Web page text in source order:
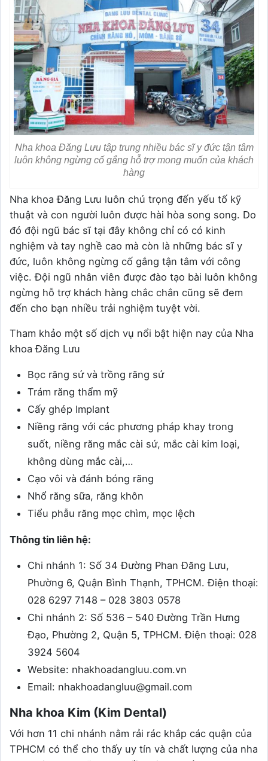
Nha khoa Đăng Lưu tập trung nhiều bác sĩ y đức tận tâm
luôn không ngừng cố gắng hỗ trợ mong muốn của khách
hàng
Nha khoa Đăng Lưu luôn chú trọng đến yếu tố kỹ
thuật và con người luôn được hài hòa song song. Do
đó đội ngũ bác sĩ tại đây không chỉ có có kinh
nghiệm và tay nghề cao mà còn là những bác sĩ y
đức, luôn không ngừng cố gắng tận tâm với công
việc. Đội ngũ nhân viên được đào tạo bài luôn không
ngừng hỗ trợ khách hàng chắc chắn cũng sẽ đem
đến cho bạn nhiều trải nghiệm tuyệt vời.
Tham khảo một số dịch vụ nổi bật hiện nay của Nha
khoa Đăng Lưu
Bọc răng sứ và trồng răng sứ
Trám răng thẩm mỹ
Cấy ghép Implant
Niềng răng với các phương pháp khay trong
suốt, niềng răng mắc cài sứ, mắc cài kim loại,
không dùng mắc cài,…
Cạo vôi và đánh bóng răng
Nhổ răng sữa, răng khôn
Tiểu phẫu răng mọc chìm, mọc lệch
Thông tin liên hệ:
Chi nhánh 1: Số 34 Đường Phan Đăng Lưu,
Phường 6, Quận Bình Thạnh, TPHCM. Điện thoại:
028 6297 7148 – 028 3803 0578
Chi nhánh 2: Số 536 – 540 Đường Trần Hưng
Đạo, Phường 2, Quận 5, TPHCM. Điện thoại: 028
3924 5604
Website: nhakhoadangluu.com.vn
Email: nhakhoadangluu@gmail.com
Nha khoa Kim (Kim Dental)
Với hơn 11 chi nhánh nằm rải rác khắp các quận của
TPHCM có thể cho thấy uy tín và chất lượng của nha